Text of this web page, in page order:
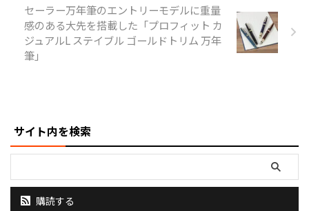
らかな色合いはゴールドやシルバ
ーとは違った上品で洗練された印
象を与えます。 今回、マットブ
ラックとのバイカラーで、存在感
のあるシンプルなカラーリングで
セーラー万年筆のエントリーモデルに重量
感のある大先を搭載した「プロフィット カ
ジュアルL ステイブル ゴールドトリム 万年
筆」
サイト内を検索
購読する